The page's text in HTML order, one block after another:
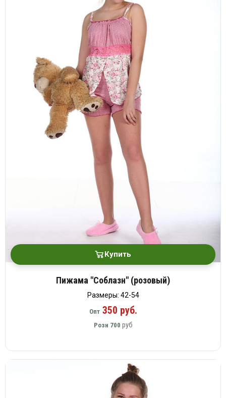
Купить
Пижама "Соблазн" (розовый)
Размеры: 42-54
Опт350 руб.
Розн 700 руб